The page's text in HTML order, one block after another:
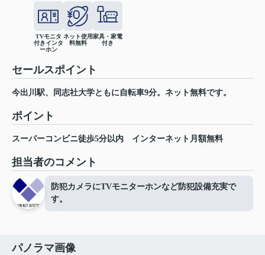
TVモニタ
付きインタ
ーホン
ネット使用
料無料
家具・家電
付き
セールスポイント
今出川駅、同志社大学ともに自転車9分。ネット無料です。
ポイント
スーパーコンビニ徒歩5分以内 インターネット月額無料
担当者のコメント
防犯カメラにTVモニターホンなど防犯設備充実で
す。
パノラマ画像